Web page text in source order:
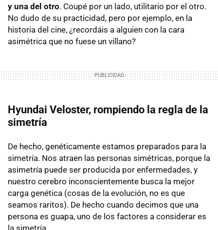
y una del otro. Coupé por un lado, utilitario por el otro.
No dudo de su practicidad, pero por ejemplo, en la
historia del cine, ¿recordáis a alguien con la cara
asimétrica que no fuese un villano?
Hyundai Veloster, rompiendo la regla de la
simetría
De hecho, genéticamente estamos preparados para la
simetría. Nos atraen las personas simétricas, porque la
asimetría puede ser producida por enfermedades, y
nuestro cerebro inconscientemente busca la mejor
carga genética (cosas de la evolución, no es que
seamos raritos). De hecho cuando decimos que una
persona es guapa, uno de los factores a considerar es
la simetría.